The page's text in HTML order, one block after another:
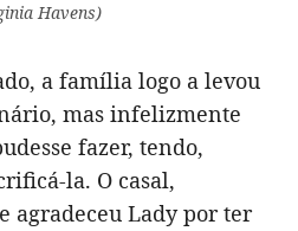
Havens)
a família logo a levou
mas infelizmente
fazer, tendo,
la. O casal,
agradeceu Lady por ter